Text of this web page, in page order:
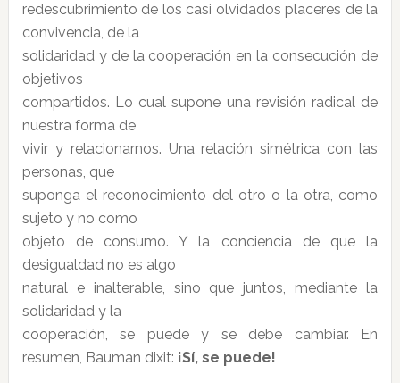
redescubrimiento de los casi olvidados placeres de la
convivencia, de la
solidaridad y de la cooperación en la consecución de
objetivos
compartidos. Lo cual supone una revisión radical de
nuestra forma de
vivir y relacionarnos. Una relación simétrica con las
personas, que
suponga el reconocimiento del otro o la otra, como
sujeto y no como
objeto de consumo. Y la conciencia de que la
desigualdad no es algo
natural e inalterable, sino que juntos, mediante la
solidaridad y la
cooperación, se puede y se debe cambiar. En
resumen, Bauman dixit: ¡Sí, se puede!